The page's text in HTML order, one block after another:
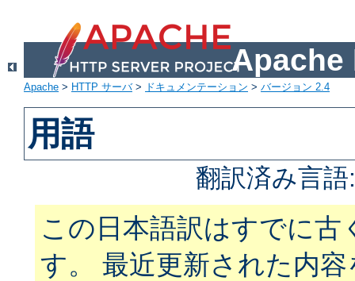
Apache
Apache > HTTP サーバ> ドキュメンテーション > バージョン 2.4
用語
翻訳済み言
この日本語訳はすでに
す。 最近更新された内